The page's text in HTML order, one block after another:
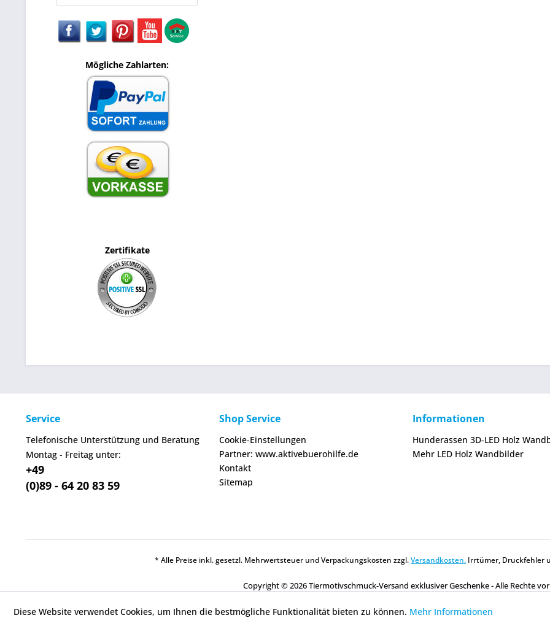
Mögliche Zahlarten:
Zertifikate
Service
Telefonische Unterstützung und Beratung
Montag - Freitag unter:
+49
(0)89 - 64 20 83 59
Shop Service
Cookie-Einstellungen
Partner: www.aktivebuerohilfe.de
Kontakt
Sitemap
Informationen
Hunderassen 3D-LED Holz
Mehr LED Holz Wandbilder
* Alle Preise inkl. gesetzl. Mehrwertsteuer und Verpackungskosten zzgl.Versandkosten. Irrtümer, Druckfehler
Copyright © 2026 Tiermotivschmuck-Versand exklusiver Geschenke - Alle Rechte
Diese Website verwendet Cookies, um Ihnen die bestmögliche Funktionalität bieten zu können. Mehr Informationen